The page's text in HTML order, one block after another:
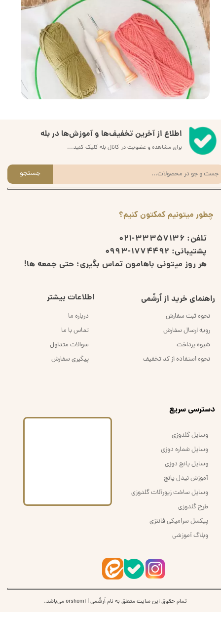
چطور میتونیم کمکتون کنیم؟
تلفن: 33357136-021
پشتیبانی: 1774492-0993
هر روز میتونی باهامون تماس بگیری؛ حتی جمعه ها!
راهنمای خرید از اُرشُمی
نحوه ثبت سفارش
رویه ارسال سفارش
شیوه پرداخت
نحوه استفاده از کد تخفیف
اطلاعات بیشتر
درباره ما
تماس با ما
سوالات متداول
پیگیری سفارش
اطلاع از آخرین تخفیف‌ها و آموزش‌ها در بله
برای مشاهده و عضویت در کانال بله کلیک کنید...
جستجو
تمام حقوق این سایت متعلق به نام اُرشُمی | orshomi می‌باشد.
​دسترسی سریع
وسایل گلدوزی
وسایل شماره دوزی
وسایل پانچ دوزی
آموزش نیدل پانچ
وسایل ساخت زیورآلات گلدوزی
طرح گلدوزی
پیکسل سرامیکی فانتزی
وبلاگ آموزشی